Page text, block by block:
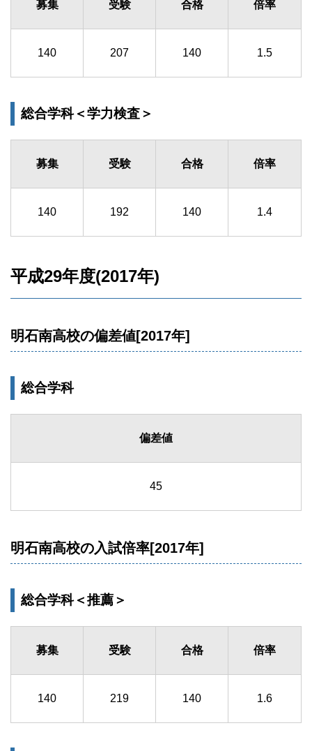
募集 受験 合格 倍率
140 207 140 1.5
総合学科＜学力検査＞
募集 受験 合格 倍率
140 192 140 1.4
平成29年度(2017年)
明石南高校の偏差値[2017年]
総合学科
偏差値
45
明石南高校の入試倍率[2017年]
総合学科＜推薦＞
募集 受験 合格 倍率
140 219 140 1.6